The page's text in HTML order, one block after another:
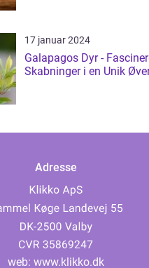
17 januar 2024
Galapagos Dyr -
Skabninger i en Unik
Adresse
web: www.klikko.dk